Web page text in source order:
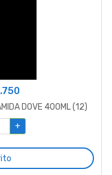
DOVE 400ML (12)
+